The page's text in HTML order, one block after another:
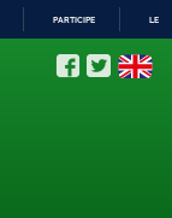
PARTICIPE